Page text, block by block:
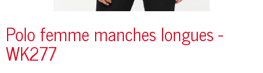
Polo femme manches longues -
WK277